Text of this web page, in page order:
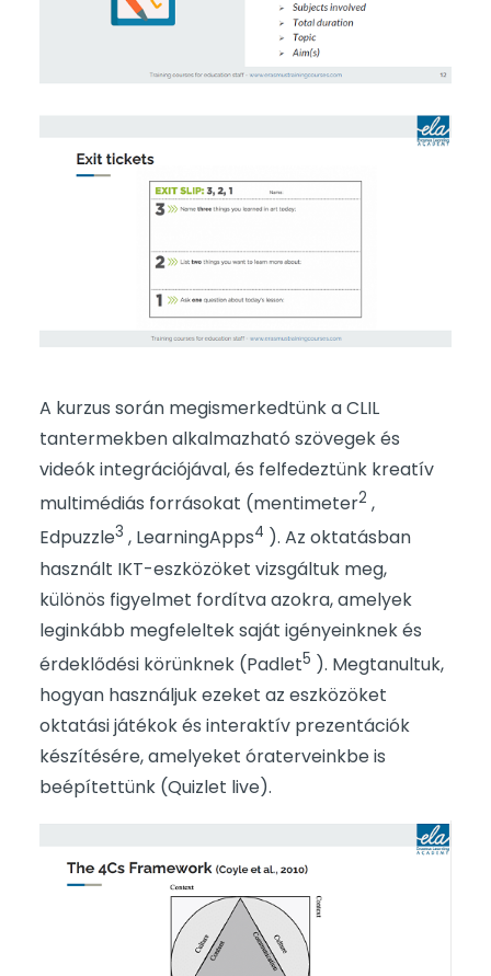
A kurzus során megismerkedtünk a CLIL
tantermekben alkalmazható szövegek és
videók integrációjával, és felfedeztünk kreatív
multimédiás forrásokat (mentimeter2 ,
Edpuzzle3 , LearningApps4 ). Az oktatásban
használt IKT-eszközöket vizsgáltuk meg,
különös figyelmet fordítva azokra, amelyek
leginkább megfeleltek saját igényeinknek és
érdeklődési körünknek (Padlet5 ). Megtanultuk,
hogyan használjuk ezeket az eszközöket
oktatási játékok és interaktív prezentációk
készítésére, amelyeket óraterveinkbe is
beépítettünk (Quizlet live).